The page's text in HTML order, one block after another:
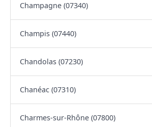
Champagne (07340)
Champis (07440)
Chandolas (07230)
Chanéac (07310)
Charmes-sur-Rhône (07800)